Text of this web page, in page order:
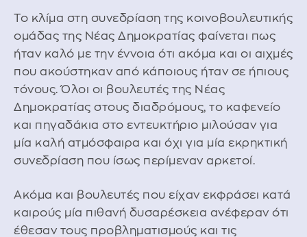
Το κλίμα στη συνεδρίαση της κοινοβουλευτικής
ομάδας της Νέας Δημοκρατίας φαίνεται πως
ήταν καλό με την έννοια ότι ακόμα και οι αιχμές
που ακούστηκαν από κάποιους ήταν σε ήπιους
τόνους. Όλοι οι βουλευτές της Νέας
Δημοκρατίας στους διαδρόμους, το καφενείο
και πηγαδάκια στο εντευκτήριο μιλούσαν για
μία καλή ατμόσφαιρα και όχι για μία εκρηκτική
συνεδρίαση που ίσως περίμεναν αρκετοί.
Ακόμα και βουλευτές που είχαν εκφράσει κατά
καιρούς μία πιθανή δυσαρέσκεια ανέφεραν ότι
έθεσαν τους προβληματισμούς και τις